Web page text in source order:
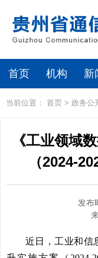
首页 机构 新
当前位置： 首页 > 政务公
《工业领域
（2024-
发布
近日，工业和信